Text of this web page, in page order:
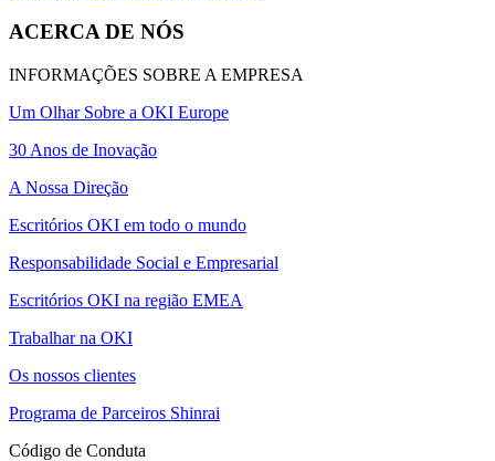
ACERCA DE NÓS
INFORMAÇÕES SOBRE A EMPRESA
Um Olhar Sobre a OKI Europe
30 Anos de Inovação
A Nossa Direção
Escritórios OKI em todo o mundo
Responsabilidade Social e Empresarial
Escritórios OKI na região EMEA
Trabalhar na OKI
Os nossos clientes
Programa de Parceiros Shinrai
Código de Conduta